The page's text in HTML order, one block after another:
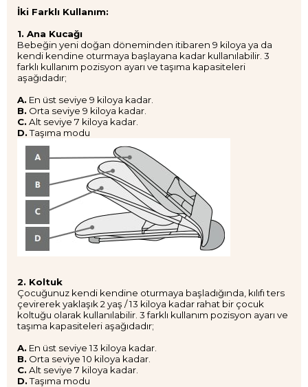
İki Farklı Kullanım:
1. Ana Kucağı
Bebeğin yeni doğan döneminden itibaren 9 kiloya ya da
kendi kendine oturmaya başlayana kadar kullanılabilir. 3
farklı kullanım pozisyon ayarı ve taşıma kapasiteleri
aşağıdadır;
A. En üst seviye 9 kiloya kadar.
B. Orta seviye 9 kiloya kadar.
C. Alt seviye 7 kiloya kadar.
D.Taşıma modu
2. Koltuk
Çocuğunuz kendi kendine oturmaya başladığında, kılıfı ters
çevirerek yaklaşık 2 yaş / 13 kiloya kadar rahat bir çocuk
koltuğu olarak kullanılabilir. 3 farklı kullanım pozisyon ayarı ve
taşıma kapasiteleri aşağıdadır;
A. En üst seviye 13 kiloya kadar.
B. Orta seviye 10 kiloya kadar.
C. Alt seviye 7 kiloya kadar.
D.Taşıma modu